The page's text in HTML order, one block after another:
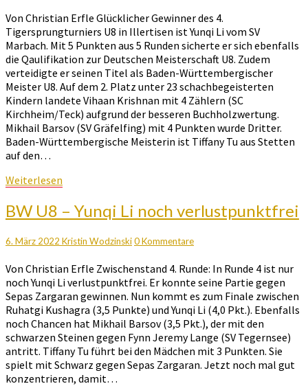
Württembergischer
Meister
U8
Von Christian Erfle Glücklicher Gewinner des 4.
Tigersprungturniers U8 in Illertisen ist Yunqi Li vom SV
Marbach. Mit 5 Punkten aus 5 Runden sicherte er sich ebenfalls
die Qaulifikation zur Deutschen Meisterschaft U8. Zudem
verteidigte er seinen Titel als Baden-Württembergischer
Meister U8. Auf dem 2. Platz unter 23 schachbegeisterten
Kindern landete Vihaan Krishnan mit 4 Zählern (SC
Kirchheim/Teck) aufgrund der besseren Buchholzwertung.
Mikhail Barsov (SV Gräfelfing) mit 4 Punkten wurde Dritter.
Baden-Württembergische Meisterin ist Tiffany Tu aus Stetten
auf den…
Weiterlesen
BW
U8
Yunqi
noch
verlustpunktfrei
BW U8 – Yunqi Li noch verlustpunktfrei
6. März 2022 Kristin WodzinskiKommentare
0 Kommentare
Von Christian Erfle Zwischenstand 4. Runde: In Runde 4 ist nur
noch Yunqi Li verlustpunktfrei. Er konnte seine Partie gegen
Sepas Zargaran gewinnen. Nun kommt es zum Finale zwischen
Ruhatgi Kushagra (3,5 Punkte) und Yunqi Li (4,0 Pkt.). Ebenfalls
noch Chancen hat Mikhail Barsov (3,5 Pkt.), der mit den
schwarzen Steinen gegen Fynn Jeremy Lange (SV Tegernsee)
antritt. Tiffany Tu führt bei den Mädchen mit 3 Punkten. Sie
spielt mit Schwarz gegen Sepas Zargaran. Jetzt noch mal gut
konzentrieren, damit…